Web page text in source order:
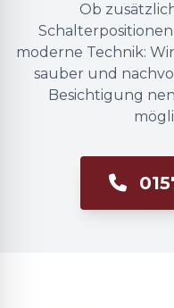
Ob
moderne Technik:
sauber und
Besichtigung